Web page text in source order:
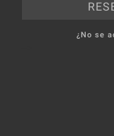
¿No se